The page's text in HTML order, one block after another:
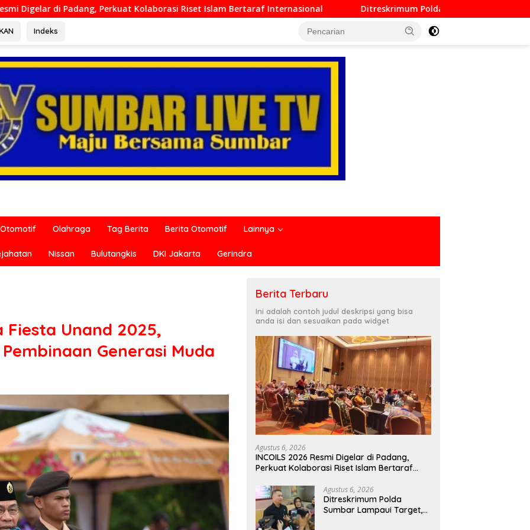
Kolaborasi Riset Islam Bertaraf Internasional Ditreskrimum Polda Sumbar Lampaui Target, Operasi Pekat dan
Indeks
Otomotif Olahraga Tag Berita Berita Otomotif Lainnya
Nissan Bulutangkis DKI Jakarta Gerindra
Fiesta Unand 2025,
Generasi Muda
Berita Terbaru
Ini adalah contoh judul deskripsi yang bisa
anda isi dan sesuaikan pada widget
Agustus 6, 2026
INCOILS 2026 Resmi Digelar di Padang,
Perkuat Kolaborasi Riset Islam Bertaraf
Agustus 6, 2026
Ditreskrimum Polda
Sumbar Lampaui Target,